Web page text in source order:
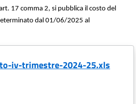
17 comma 2, si pubblica il costo del
dal 01/06/2025 al
iv-trimestre-2024-25.xls